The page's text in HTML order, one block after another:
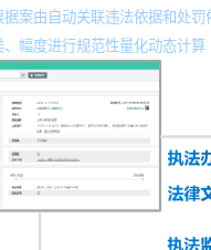
案由自动关联违法依据和处罚
幅度进行规范性量化动态计算